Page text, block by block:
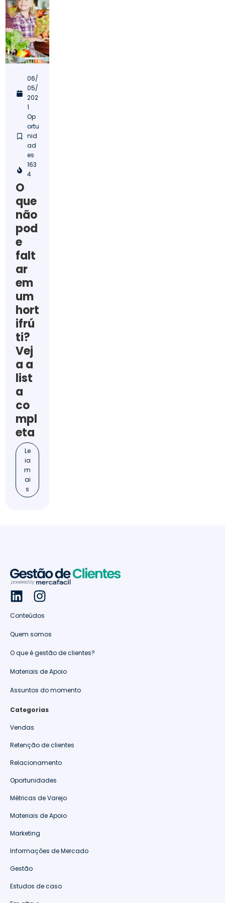
06/
05/
202
1
Op
ortu
nid
ad
es
163
4
O
que
não
pod
e
falt
ar
em
um
hort
ifrú
ti?
Vej
a a
list
a
co
mpl
eta
Le
ia
m
ai
s
Conteúdos
Quem somos
O que é gestão de clientes?
Materiais de Apoio
Assuntos do momento
Categorias
Vendas
Retenção de clientes
Relacionamento
Oportunidades
Métricas de Varejo
Materiais de Apoio
Marketing
Informações de Mercado
Gestão
Estudos de caso